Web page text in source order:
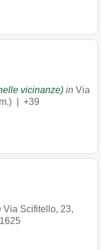
vicinanze) in Via
| +39
Via Scifitello, 23,